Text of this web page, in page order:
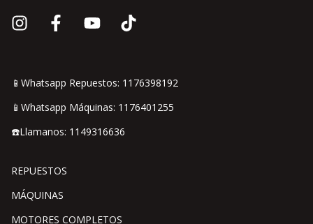
📱Whatsapp Repuestos: 1176398192
📱Whatsapp Máquinas: 1176401255
☎️Llamanos: 1149316636
REPUESTOS
MÁQUINAS
MOTORES COMPLETOS